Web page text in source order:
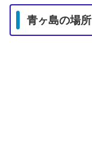
青ヶ島の場所